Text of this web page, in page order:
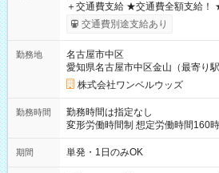
＋交通費支給 ★交通費全額支給！ ★日払いOK！（規定あり） ┗
働いたその日に現金GET♪ お仕事
交通費別途支給あり
勤務地
名古屋市中区
愛知県名古屋市中区金山（最寄り駅
株式会社ワンベルウッズ
勤務時間
勤務時間は指定なし
変形労働時間制 想定労働時間160時間/月 【シフト例
00～20：00
期間 単発・1日のみOK